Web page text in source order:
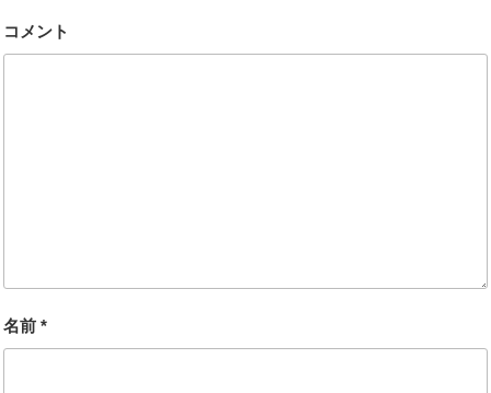
コメント
名前 *